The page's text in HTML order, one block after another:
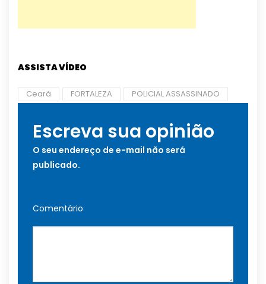
ASSISTA VÍDEO
Ceará FORTALEZA POLICIAL ASSASSINADO
Escreva sua opinião
O seu endereço de e-mail não será
publicado.
Comentário